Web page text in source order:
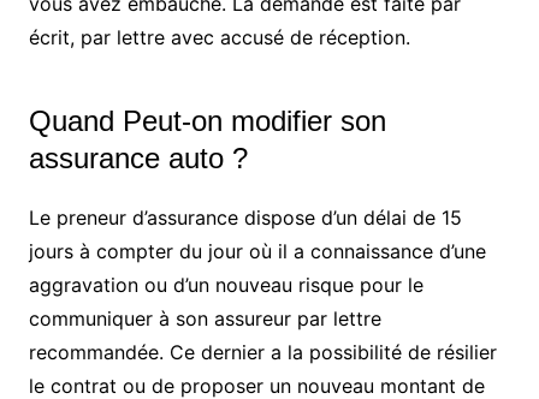
écrit, par lettre avec accusé de réception.
Quand Peut-on modifier son
assurance auto ?
Le preneur d’assurance dispose d’un délai de 15
jours à compter du jour où il a connaissance d’une
aggravation ou d’un nouveau risque pour le
communiquer à son assureur par lettre
recommandée. Ce dernier a la possibilité de résilier
le contrat ou de proposer un nouveau montant de